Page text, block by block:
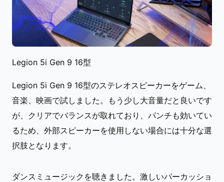
Legion 5i Gen 9 16型
Legion 5i Gen 9 16型のステレオスピーカーをゲーム、
音楽、映画で試しました。もう少し大音量だと良いです
が、クリアでバランスが取れており、パンチも効いてい
るため、外部スピーカーを使用しない場合には十分な選
択肢となります。
ダンスミュージックを聴きました。激しいパーカッショ